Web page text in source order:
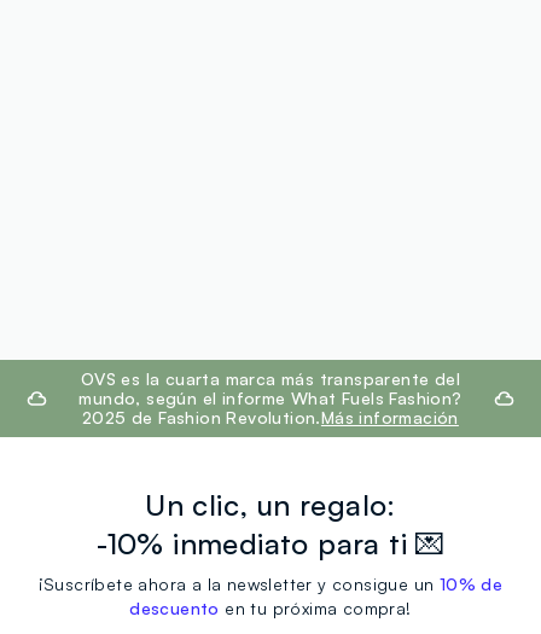
footer.ariatitleOVS es la cuarta marca más transparente del
mundo, según el informe What Fuels Fashion?
2025 de Fashion Revolution.Más información
Un clic, un regalo:
-10% inmediato para ti 💌
¡Suscríbete ahora a la newsletter y consigue un 10% de
descuento en tu próxima compra!